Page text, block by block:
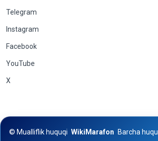
Telegram
Instagram
Facebook
YouTube
X
© Mualliflik huquqi WikiMarafon Barcha